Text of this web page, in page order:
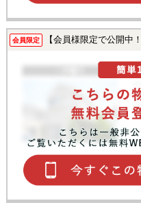
会員限定 【会員様限定で公開中！